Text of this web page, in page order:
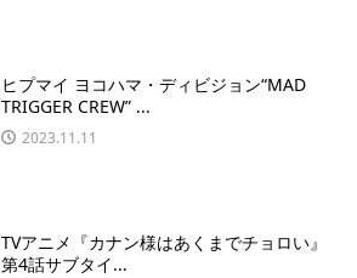
ヒプマイ ヨコハマ・ディビジョン“MAD
TRIGGER CREW” ...
2023.11.11
TVアニメ『カナン様はあくまでチョロい』
第4話サブタイ...